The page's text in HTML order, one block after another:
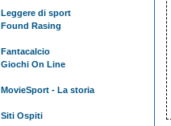
Leggere di sport
Found Rasing
Fantacalcio
Giochi On Line
MovieSport - La storia
Siti Ospiti